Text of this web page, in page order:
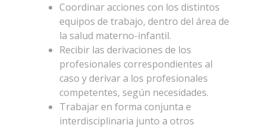
Coordinar acciones con los distintos
equipos de trabajo, dentro del área de
la salud materno-infantil.
Recibir las derivaciones de los
profesionales correspondientes al
caso y derivar a los profesionales
competentes, según necesidades.
Trabajar en forma conjunta e
interdisciplinaria junto a otros